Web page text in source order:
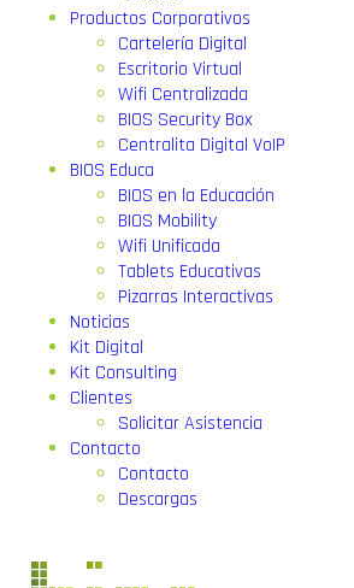
Productos Corporativos
Cartelería Digital
Escritorio Virtual
Wifi Centralizada
BIOS Security Box
Centralita Digital VoIP
BIOS Educa
BIOS en la Educación
BIOS Mobility
Wifi Unificada
Tablets Educativas
Pizarras Interactivas
Noticias
Kit Digital
Kit Consulting
Clientes
Solicitar Asistencia
Contacto
Contacto
Descargas